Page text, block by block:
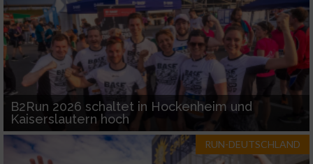
B2Run 2026 schaltet in Hockenheim und
Kaiserslautern hoch
RUN-DEUTSCHLAND